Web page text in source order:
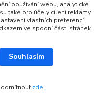
používání webu, analytické
také pro účely cílení reklamy
vlastních preferencí
ve spodní části stránek.
Souhlasím
odmítnout zde.